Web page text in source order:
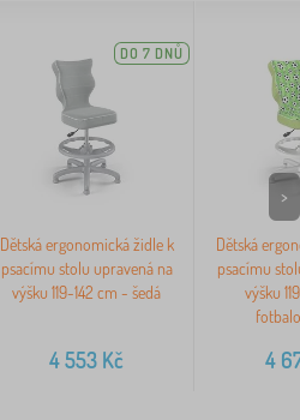
DO 7 DNŮ
Dětská ergonomická židle k
psacímu stolu upravená na
výšku 119-142 cm - šedá
4 553 Kč
Dětská
psacímu
výšku
4
>